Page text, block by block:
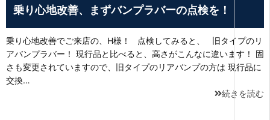
乗り心地改善、まずバンプラバーの点検を！
乗り心地改善でご来店の、H様！ 点検してみると、 旧タイプのリ
アバンプラバー！ 現行品と比べると、高さがこんなに違います！ 固
さも変更されていますので、旧タイプのリアバンプの方は 現行品に
交換…
続きを読む